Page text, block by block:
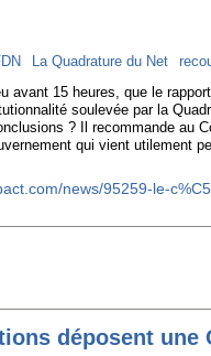
La Quadrature du Net
avant 15 heures, que le
soulevée par la
? Il recommande au
qui vient utilement
news/95259-le-
déposent